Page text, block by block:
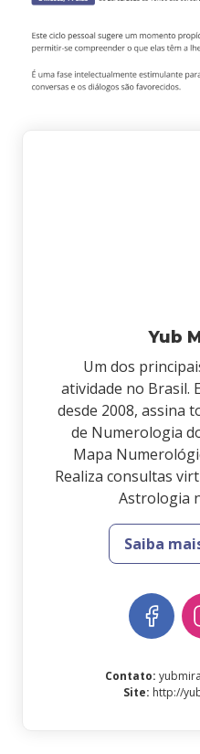
Yub
Um dos
atividade no Brasil.
desde 2008, assina
de Numerologia
Mapa
Realiza consultas
Astrologia
Saiba
Contato:
Site: http://